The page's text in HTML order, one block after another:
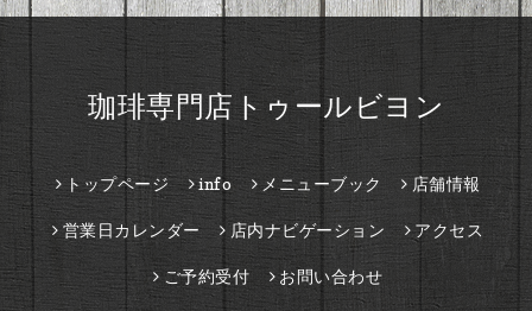
珈琲専門店トゥールビヨン
トップページ info メニューブック 店舗情報
営業日カレンダー 店内ナビゲーション アクセス
ご予約受付 お問い合わせ